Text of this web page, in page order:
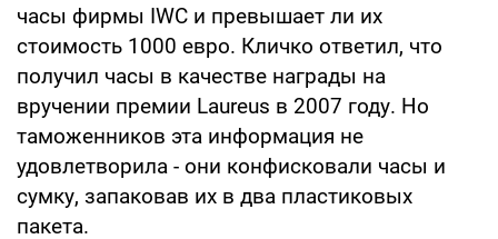
часы фирмы IWC и превышает ли их
стоимость 1000 евро. Кличко ответил, что
получил часы в качестве награды на
вручении премии Laureus в 2007 году. Но
таможенников эта информация не
удовлетворила - они конфисковали часы и
сумку, запаковав их в два пластиковых
пакета.